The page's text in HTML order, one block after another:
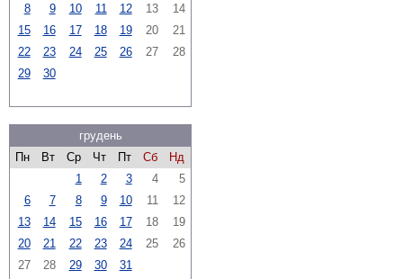
8
9 10 11 12 13
14
15
16 17 18 19 20
21
22
23 24 25 26 27
28
29
30
грудень
Пн
Вт Ср Чт Пт Сб
Нд
1
2 3 4
5
6
7 8 9 10 11
12
13
14 15 16 17 18
19
20
21 22 23 24 25
26
27
28 29 30 31